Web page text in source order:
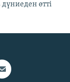
өтті